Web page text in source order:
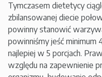
Tymczasem dietetycy
zbilansowanej diecie
powinny stanowić
powinniśmy jeść
najlepiej w 5 porcjach.
względu na zapewnienie